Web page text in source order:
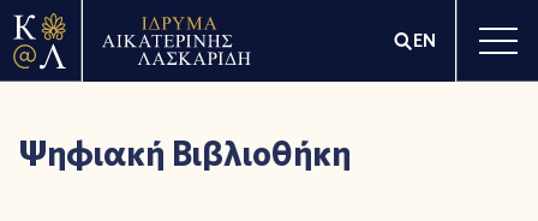
EN
Ψηφιακή Βιβλιοθήκη